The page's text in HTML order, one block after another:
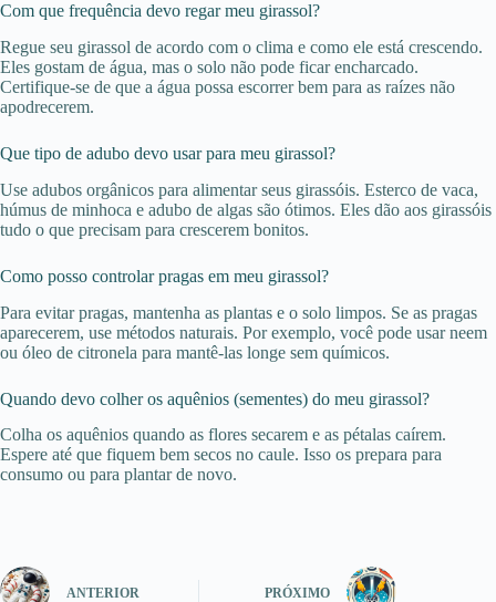
Com que frequência devo regar meu girassol?
Regue seu girassol de acordo com o clima e como ele está crescendo.
Eles gostam de água, mas o solo não pode ficar encharcado.
Certifique-se de que a água possa escorrer bem para as raízes não
apodrecerem.
Que tipo de adubo devo usar para meu girassol?
Use adubos orgânicos para alimentar seus girassóis. Esterco de vaca,
húmus de minhoca e adubo de algas são ótimos. Eles dão aos girassóis
tudo o que precisam para crescerem bonitos.
Como posso controlar pragas em meu girassol?
Para evitar pragas, mantenha as plantas e o solo limpos. Se as pragas
aparecerem, use métodos naturais. Por exemplo, você pode usar neem
ou óleo de citronela para mantê-las longe sem químicos.
Quando devo colher os aquênios (sementes) do meu girassol?
Colha os aquênios quando as flores secarem e as pétalas caírem.
Espere até que fiquem bem secos no caule. Isso os prepara para
consumo ou para plantar de novo.
ANTERIOR PRÓXIMO